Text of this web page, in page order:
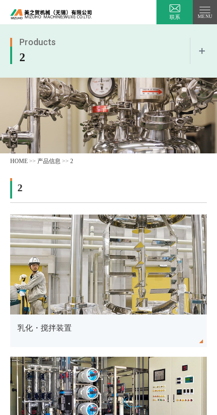
联系
Products
2
HOME >> 产品信息 >> 2
2
乳化・搅拌装置
乳化・搅拌装置
水处理设备
目录清单
水处理设备
Close